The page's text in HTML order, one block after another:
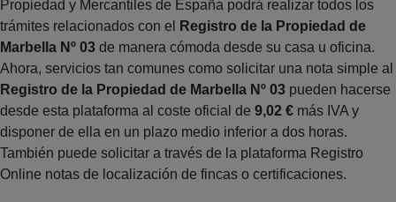
Propiedad y Mercantiles de España podrá realizar todos los
trámites relacionados con el
Registro de la Propiedad de
Marbella Nº 03 de manera cómoda desde su casa u oficina.
Ahora, servicios tan comunes como solicitar una nota simple al
Registro de la Propiedad de Marbella Nº 03 pueden hacerse
desde esta plataforma al coste oficial de 9,02 € más IVA y
disponer de ella en un plazo medio inferior a dos horas.
También puede solicitar a través de la plataforma Registro
Online notas de localización de fincas o certificaciones.